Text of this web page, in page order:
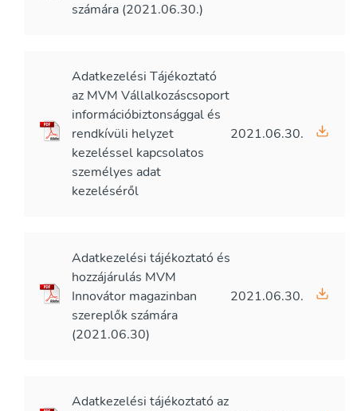
számára (2021.06.30.)
Adatkezelési Tájékoztató
az MVM Vállalkozáscsoport
információbiztonsággal és
rendkívüli helyzet
kezeléssel kapcsolatos
személyes adat
kezeléséről
2021.06.30.
Adatkezelési tájékoztató és
hozzájárulás MVM
Innovátor magazinban
szereplők számára
(2021.06.30)
2021.06.30.
Adatkezelési tájékoztató az